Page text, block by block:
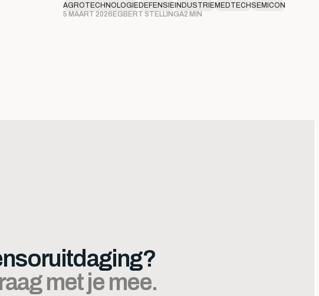
AGROTECHNOLOGIEDEFENSIEINDUSTRIEMEDTECHSEMICON
5 MAART 2026EGBERT STELLINGA2 MIN
met je mee.